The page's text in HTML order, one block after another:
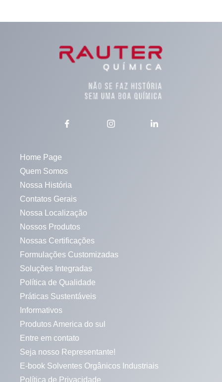
Home Page
Quem Somos
Nossa História
Contatos Gerais
Nossa Localização
Nossos Produtos
Nossas Certificações
Formulações Customizadas
Soluções Integradas
Política de Qualidade
Práticas Sustentáveis
Informativos
Produtos America do sul
Entre em contato
Seja nosso Representante!
E-book Solventes Orgânicos Industriais
Política de Privacidade